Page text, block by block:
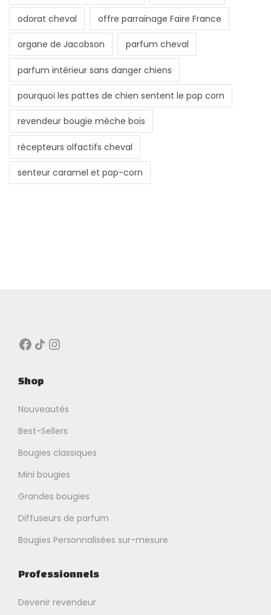
odorat cheval offre parrainage Faire France
organe de Jacobson parfum cheval
parfum intérieur sans danger chiens
pourquoi les pattes de chien sentent le pop corn
revendeur bougie mèche bois
récepteurs olfactifs cheval
senteur caramel et pop-corn
Facebook Icône de partage Instagram
Shop
Nouveautés
Best-Sellers
Bougies classiques
Mini bougies
Grandes bougies
Diffuseurs de parfum
Bougies Personnalisées sur-mesure
Professionnels
Devenir revendeur